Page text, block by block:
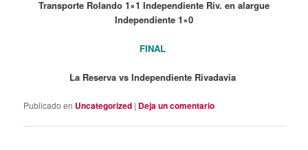
Transporte Rolando 1×1 Independiente Riv. en alargue
Independiente 1×0
FINAL
La Reserva vs Independiente Rivadavia
Publicado en Uncategorized | Deja un comentario